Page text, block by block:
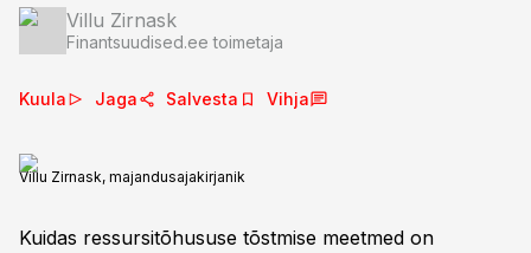
Villu Zirnask
Finantsuudised.ee toimetaja
Kuula Jaga Salvesta Vihja
Villu Zirnask, majandusajakirjanik
Kuidas ressursitõhususe tõstmise meetmed on